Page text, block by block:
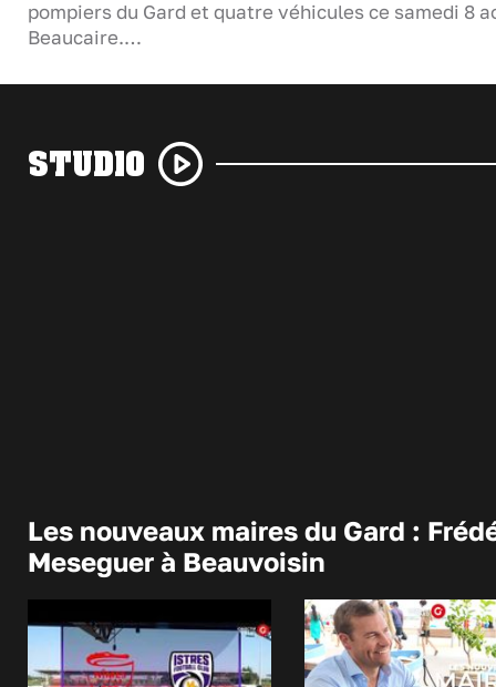
pompiers du Gard et quatre véhicules ce samedi 8
Beaucaire.…
STUDIO
Les nouveaux maires du Gard :
Meseguer à Beauvoisin